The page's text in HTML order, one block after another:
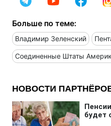
Больше по теме:
Владимир Зеленский
Соединенные Штаты